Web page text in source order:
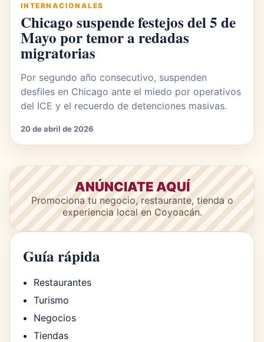
INTERNACIONALES
Chicago suspende festejos del 5 de
Mayo por temor a redadas
migratorias
Por segundo año consecutivo, suspenden
desfiles en Chicago ante el miedo por operativos
del ICE y el recuerdo de detenciones masivas.
20 de abril de 2026
ANÚNCIATE AQUÍ
Promociona tu negocio, restaurante, tienda o
experiencia local en Coyoacán.
Guía rápida
Restaurantes
Turismo
Negocios
Tiendas